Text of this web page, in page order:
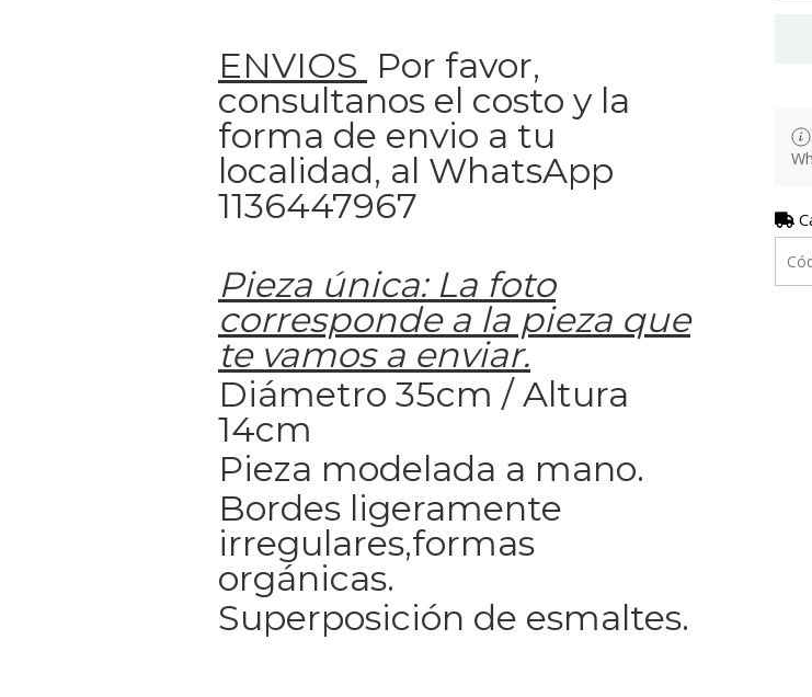
ENVIOS Por favor,
consultanos el costo y la
forma de envio a tu
localidad, al WhatsApp
1136447967
Pieza única: La foto
corresponde a la pieza que
te vamos a enviar.
Diámetro 35cm / Altura
14cm
Pieza modelada a mano.
Bordes ligeramente
irregulares,formas
orgánicas.
Superposición de esmaltes.